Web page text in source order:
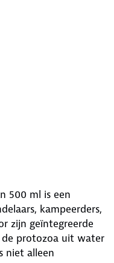
500 ml is een
kampeerders,
zijn geïntegreerde
protozoa uit water
niet alleen